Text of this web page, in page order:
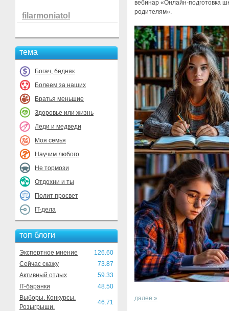
filarmoniatol
тема
Богач, бедняк
Болеем за наших
Братья меньшие
Здоровье или жизнь
Леди и медведи
Моя семья
Научим любого
Не тормози
Отдохни и ты
Полит просвет
IT-дела
топ блоги
Экспертное мнение
126.60
Сейчас скажу
73.87
Активный отдых
59.33
IT-баранки
48.50
Выборы. Конкурсы.
Розыгрыши.
46.71
вебинар «Онлайн-подготовка
родителям».
далее »